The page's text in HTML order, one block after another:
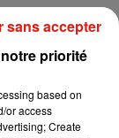
priorité
based on
or access
Create
sans accepter